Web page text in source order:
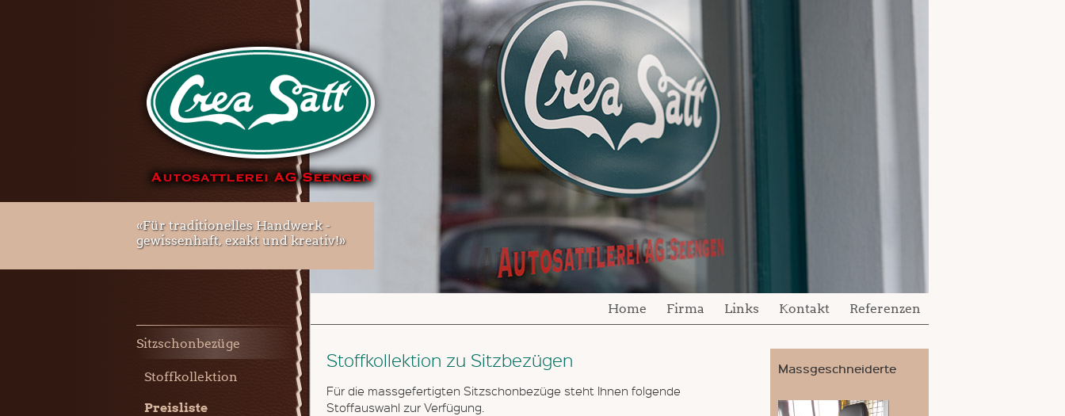
«Für traditionelles Handwerk -
gewissenhaft, exakt und kreativ!»
Home Firma Links Kontakt Referenzen
Sitzschonbezüge
Stoffkollektion
Preisliste
Stoffkollektion zu Sitzbezügen
Für die massgefertigten Sitzschonbezüge steht Ihnen folgende
Stoffauswahl zur Verfügung.
Massgeschneiderte